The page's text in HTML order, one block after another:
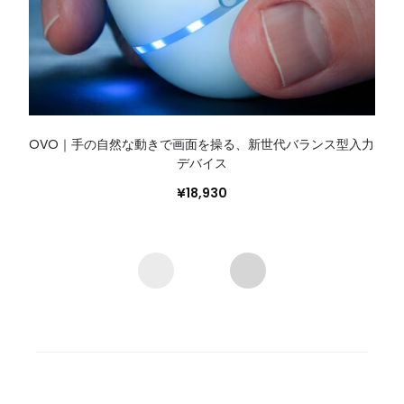
OVO｜手の自然な動きで画面を操る、新世代バランス型入力
デバイス
¥18,930